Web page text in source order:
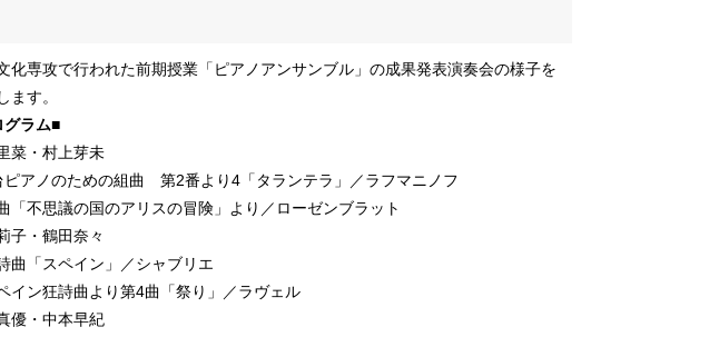
化専攻で行われた前期授業「ピアノアンサンブル」の成果発表演奏会の様子を
ます。
グラム■
菜・村上芽未
ピアノのための組曲 第2番より4「タランテラ」／ラフマニノフ
「不思議の国のアリスの冒険」より／ローゼンブラット
子・鶴田奈々
曲「スペイン」／シャブリエ
イン狂詩曲より第4曲「祭り」／ラヴェル
優・中本早紀